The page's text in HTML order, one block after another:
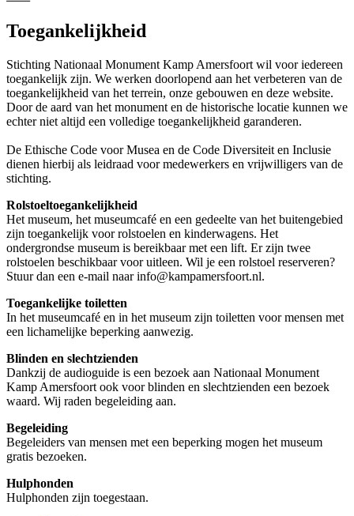
Toegankelijkheid
Stichting Nationaal Monument Kamp Amersfoort wil voor iedereen
toegankelijk zijn. We werken doorlopend aan het verbeteren van de
toegankelijkheid van het terrein, onze gebouwen en deze website.
Door de aard van het monument en de historische locatie kunnen we
echter niet altijd een volledige toegankelijkheid garanderen.
De Ethische Code voor Musea en de Code Diversiteit en Inclusie
dienen hierbij als leidraad voor medewerkers en vrijwilligers van de
stichting.
Rolstoeltoegankelijkheid
Het museum, het museumcafé en een gedeelte van het buitengebied
zijn toegankelijk voor rolstoelen en kinderwagens. Het
ondergrondse museum is bereikbaar met een lift. Er zijn twee
rolstoelen beschikbaar voor uitleen. Wil je een rolstoel reserveren?
Stuur dan een e-mail naarinfo@kampamersfoort.nl.
Toegankelijke toiletten
In het museumcafé en in het museum zijn toiletten voor mensen met
een lichamelijke beperking aanwezig.
Blinden en slechtzienden
Dankzij de audioguide is een bezoek aan Nationaal Monument
Kamp Amersfoort ook voor blinden en slechtzienden een bezoek
waard. Wij raden begeleiding aan.
Begeleiding
Begeleiders van mensen met een beperking mogen het museum
gratis bezoeken.
Hulphonden
Hulphonden zijn toegestaan.